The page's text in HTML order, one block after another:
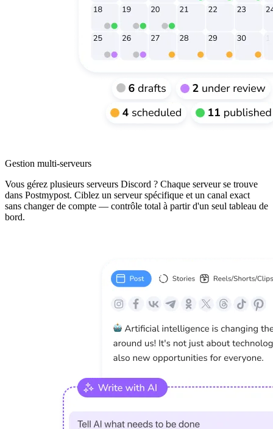
Gestion multi-serveurs
Vous gérez plusieurs serveurs Discord ? Chaque serveur se trouve
dans Postmypost. Ciblez un serveur spécifique et un canal exact
sans changer de compte — contrôle total à partir d'un seul tableau de
bord.